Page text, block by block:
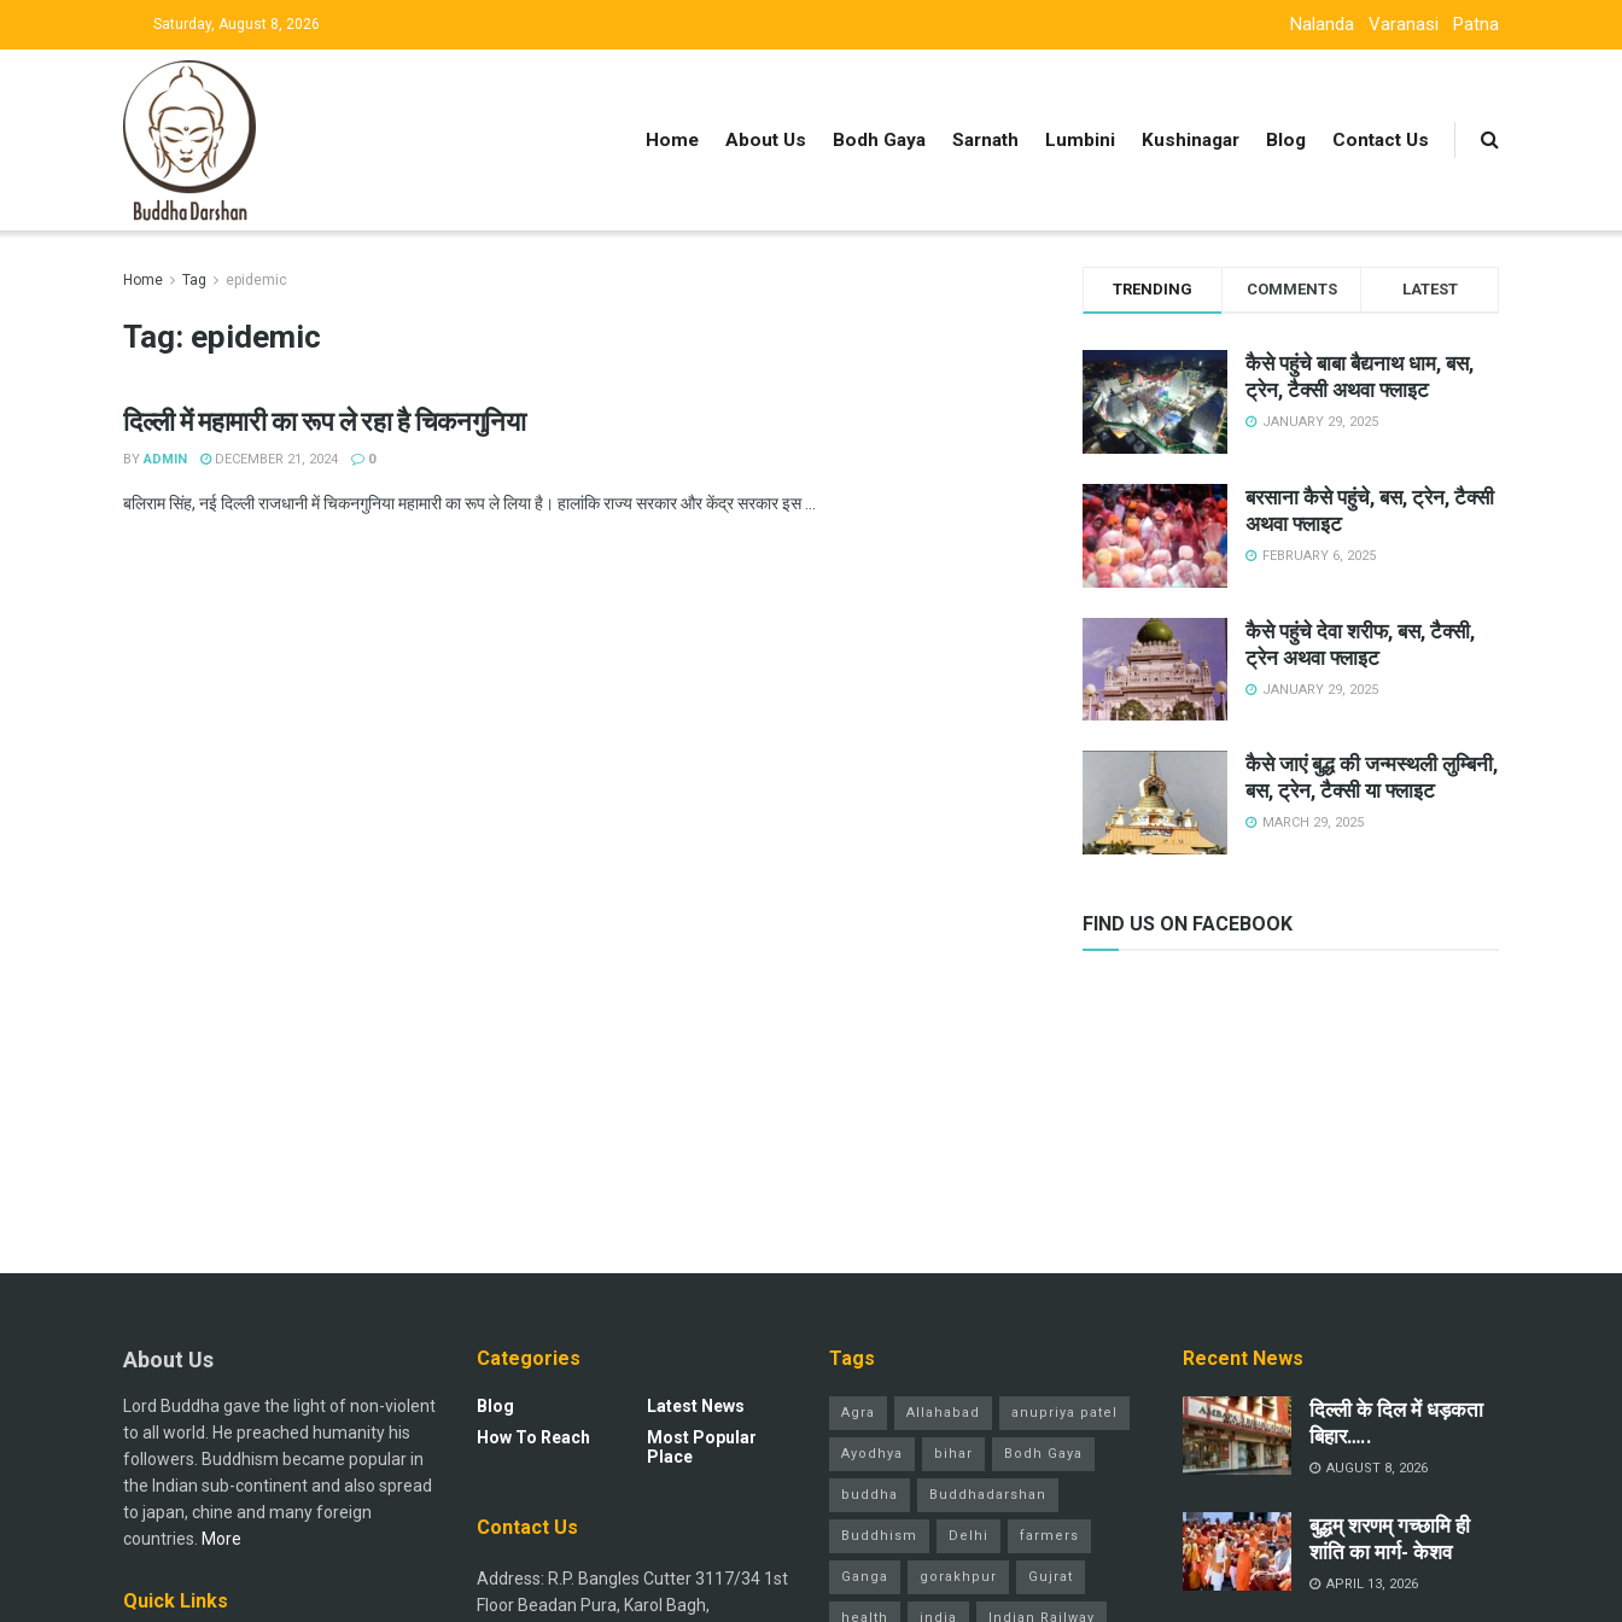
Saturday, August 8, 2026 Nalanda Varanasi Patna
Home About Us Bodh Gaya Sarnath Lumbini Kushinagar Blog Contact Us
Home Tag epidemic
Tag: epidemic
दिल्ली में महामारी का रूप ले रहा है चिकनगुनिया
BY ADMIN DECEMBER 21, 2024 0
बलिराम सिंह, नई दिल्ली राजधानी में चिकनगुनिया महामारी का रूप ले लिया है। हालांकि राज्य सरकार और केंद्र सरकार इस ...
TRENDING COMMENTS LATEST
कैसे पहुंचे बाबा बैद्यनाथ धाम, बस,
ट्रेन, टैक्सी अथवा फ्लाइट
JANUARY 29, 2025
बरसाना कैसे पहुंचे, बस, ट्रेन, टैक्सी
अथवा फ्लाइट
FEBRUARY 6, 2025
कैसे पहुंचे देवा शरीफ, बस, टैक्सी,
ट्रेन अथवा फ्लाइट
JANUARY 29, 2025
कैसे जाएं बुद्ध की जन्मस्थली लुम्बिनी,
बस, ट्रेन, टैक्सी या फ्लाइट
MARCH 29, 2025
FIND US ON FACEBOOK
About Us
Lord Buddha gave the light of non-violent
to all world. He preached humanity his
followers. Buddhism became popular in
the Indian sub-continent and also spread
to japan, chine and many foreign
countries. More
Quick Links
Categories
Blog
How To Reach
Latest News
Most Popular
Place
Contact Us
Address: R.P. Bangles Cutter 3117/34 1st
Floor Beadan Pura, Karol Bagh,
Tags
Agra Allahabad anupriya patel
Ayodhya bihar Bodh Gaya
buddha Buddhadarshan
Buddhism Delhi farmers
Ganga gorakhpur Gujrat
health india Indian Railway
Recent News
दिल्ली के दिल में धड़कता
बिहार…..
AUGUST 8, 2026
बुद्धम् शरणम् गच्छामि ही
शांति का मार्ग- केशव
APRIL 13, 2026